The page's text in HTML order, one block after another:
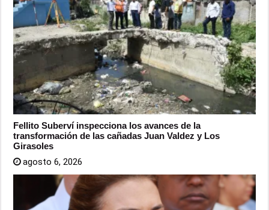
Fellito Suberví inspecciona los avances de la
transformación de las cañadas Juan Valdez y Los
Girasoles
agosto 6, 2026